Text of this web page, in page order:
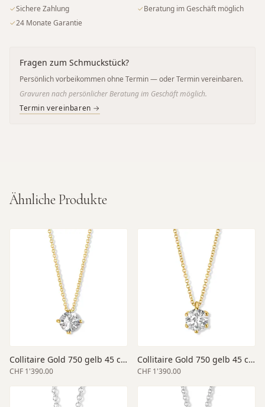
✓Sichere Zahlung ✓Beratung im Geschäft möglich
✓24 Monate Garantie
Fragen zum Schmuckstück?
Persönlich vorbeikommen ohne Termin — oder Termin vereinbaren.
Gravuren nach persönlicher Beratung im Geschäft möglich.
Termin vereinbaren →
Ähnliche Produkte
Collitaire Gold 750 gelb 45 cm Länge
CHF 1'390.00
Collitaire Gold 750 gelb 45 cm Länge
CHF 1'390.00